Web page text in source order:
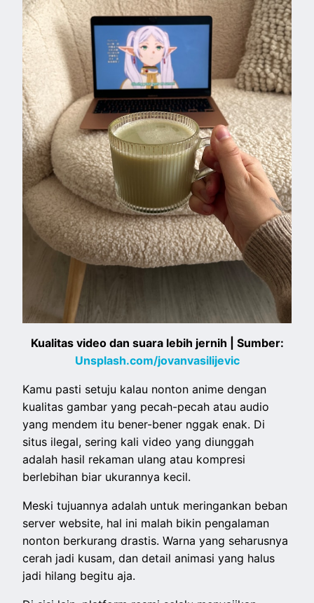
Kualitas video dan suara lebih jernih | Sumber:
Unsplash.com/jovanvasilijevic
Kamu pasti setuju kalau nonton anime dengan
kualitas gambar yang pecah-pecah atau audio
yang mendem itu bener-bener nggak enak. Di
situs ilegal, sering kali video yang diunggah
adalah hasil rekaman ulang atau kompresi
berlebihan biar ukurannya kecil.
Meski tujuannya adalah untuk meringankan beban
server website, hal ini malah bikin pengalaman
nonton berkurang drastis. Warna yang seharusnya
cerah jadi kusam, dan detail animasi yang halus
jadi hilang begitu aja.